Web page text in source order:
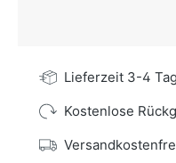
Lieferzeit 3-4
Kostenlose